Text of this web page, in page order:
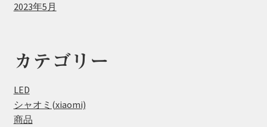
2023年5月
カテゴリー
LED
シャオミ(xiaomi)
商品